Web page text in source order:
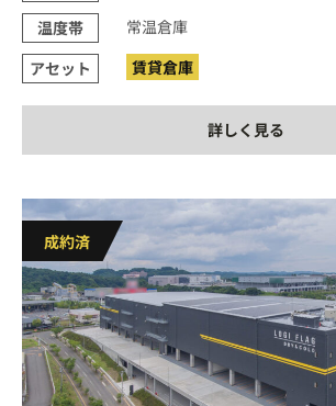
温度帯
常温倉庫
アセット
賃貸倉庫
詳しく見る